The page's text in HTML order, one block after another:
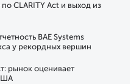
CLARITY Act и выход из
BAE Systems
у рекордных вершин
рынок оценивает